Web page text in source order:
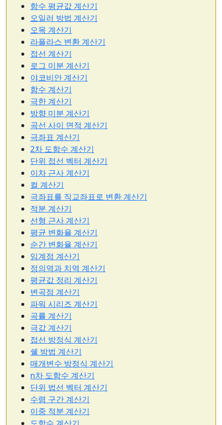
함수 평균값 계산기
오일러 방법 계산기
오목 계산기
라플라스 변환 계산기
접선 계산기
로그 미분 계산기
야코비안 계산기
함수 계산기
극한 계산기
방향 미분 계산기
곡선 사이 면적 계산기
극좌표 계산기
2차 도함수 계산기
단위 접선 벡터 계산기
이차 근사 계산기
컬 계산기
극좌표를 직교좌표로 변환 계산기
적분 계산기
선형 근사 계산기
평균 변화율 계산기
순간 변화율 계산기
임계점 계산기
정의역과 치역 계산기
평균값 정리 계산기
변곡점 계산기
파워 시리즈 계산기
곡률 계산기
극값 계산기
접선 방정식 계산기
쉘 방법 계산기
매개변수 방정식 계산기
n차 도함수 계산기
단위 법선 벡터 계산기
수렴 구간 계산기
이중 적분 계산기